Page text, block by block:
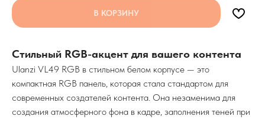
В КОРЗИНУ
Стильный RGB-акцент для вашего контента
Ulanzi VL49 RGB в стильном белом корпусе — это
компактная RGB панель, которая стала стандартом для
современных создателей контента. Она незаменима для
создания атмосферного фона в кадре, заполнения теней при